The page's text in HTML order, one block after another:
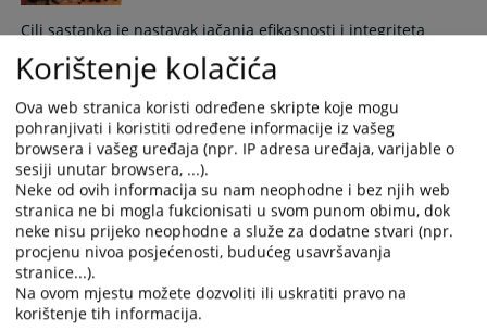
Cilj sastanka je nastavak jačanja efikasnosti i integriteta
pravosuđa kao i unapređenje povjerenja građana u
pravosudne
17.07.2026.
Općinski sud u Sarajevu omogućio online
podnošenje zahtjeva za izdavanje
Uvjerenja o nevođenju krivičnog postupka
Ova elektronska usluga omogućava jednostavnije i efikasnije
podnošenje zahtjeva bez potrebe za neposrednim dolaskom
u sud
13.07.2026.
Korištenje kolačića
Ova web stranica koristi određene skripte koje mogu
pohranjivati i koristiti određene informacije iz vašeg
browsera i vašeg uređaja (npr. IP adresa uređaja, varijable o
sesiji unutar browsera, ...).
Neke od ovih informacija su nam neophodne i bez njih web
stranica ne bi mogla fukcionisati u svom punom obimu, dok
neke nisu prijeko neophodne a služe za dodatne stvari (npr.
procjenu nivoa posjećenosti, budućeg usavršavanja
stranice...).
Na ovom mjestu možete dozvoliti ili uskratiti pravo na
korištenje tih informacija.